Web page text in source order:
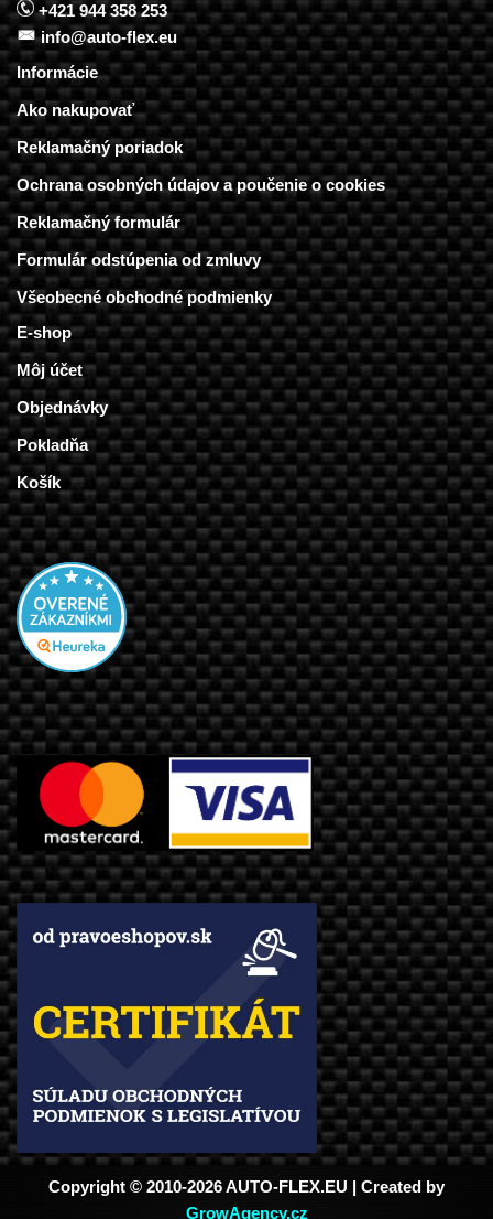
+421 944 358 253
info@auto-flex.eu
Informácie
Ako nakupovať
Reklamačný poriadok
Ochrana osobných údajov a poučenie o cookies
Reklamačný formulár
Formulár odstúpenia od zmluvy
Všeobecné obchodné podmienky
E-shop
Môj účet
Objednávky
Pokladňa
Košík
Copyright © 2010-2026 AUTO-FLEX.EU | Created by
GrowAgency.cz